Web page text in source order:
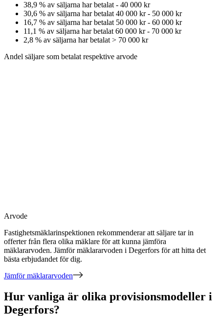
38,9 % av säljarna har betalat - 40 000 kr
30,6 % av säljarna har betalat 40 000 kr- 50 000 kr
16,7 % av säljarna har betalat 50 000 kr- 60 000 kr
11,1 % av säljarna har betalat 60 000 kr- 70 000 kr
2,8 % av säljarna har betalat > 70 000 kr
Andel säljare som betalat respektive arvode
Arvode
Fastighetsmäklarinspektionen rekommenderar att säljare tar in
offerter från flera olika mäklare för att kunna jämföra
mäklararvoden. Jämför mäklararvoden i Degerfors för att hitta det
bästa erbjudandet för dig.
Jämför mäklararvoden
Hur vanliga är olika provisionsmodeller i
Degerfors?